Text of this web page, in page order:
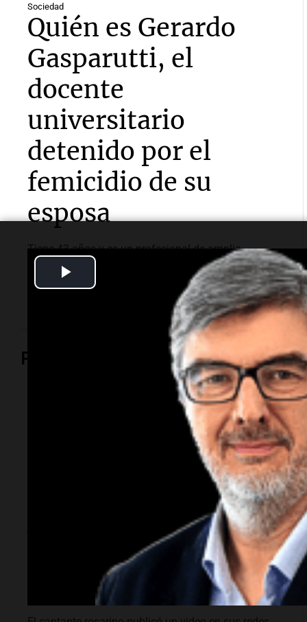
Sociedad
Quién es Gerardo
Gasparutti, el
docente
universitario
detenido por el
femicidio de su
esposa
Tiene 43 años y es un profesional de amplia
trayectoria académica e industrial en el sector
alimentario de Córdoba. Ocupaba un cargo directivo
en la Universidad Siglo 21 hasta su detención.
Política y Economía
Fito Páez y Lali
marcharon en
Bariloche y Buenos
Aires contra la
extranjerización de
tierras